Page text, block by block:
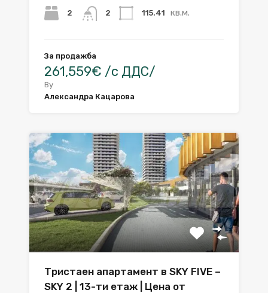
2 2 115.41 кв.м.
За продажба
261,559€ /с ДДС/
By
Александра Кацарова
Тристаен апартамент в SKY FIVE –
SKY 2 | 13-ти етаж | Цена от